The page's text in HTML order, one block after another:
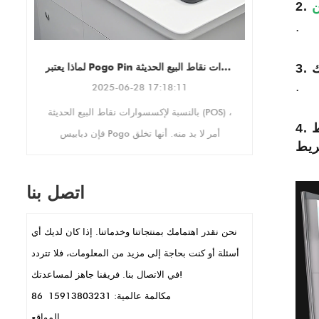
التوجهات الرأسية والمناظر
الطبيعيةمما يجعلها قابلة للتكيف
لماذا يعتبر Pogo Pin ضروريًا لإكسسوارات نقاط البيع الحديثة
2025-06-28 17:18:11
بالنسبة لإكسسوارات نقاط البيع الحديثة (POS) ،
فإن دبابيس Pogo أمر لا بد منه. أنها تخلق
الاستخدام باستمرار. يسمح حجمها الصغير
في المحطات المحمولة المحمولة أو قراء
البطاقات. تتيح دبابيس POGO أيضًا نقل البيانات
السريعة والشحن ، وهي مفتاح للمعاملات
السريعة. بالإضافة إلى ذلك ، فهي متينة ومقاومة
اتصل بنا
نحن نقدر اهتمامك بمنتجاتنا وخدماتنا. إذا كان لديك أي
أسئلة أو كنت بحاجة إلى مزيد من المعلومات، فلا تتردد
في الاتصال بنا. فريقنا جاهز لمساعدتك!
مكالمة عالمية: 86 15913803231
2.
.
.